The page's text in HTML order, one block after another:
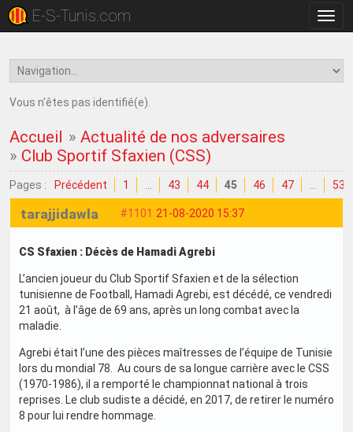
la
E-S-Tunis.com
Vous n'êtes pas identifié(e).
Accueil »Actualité de nos adversaires
» Club Sportif Sfaxien (CSS)
Pages : Précédent 1 43 44 45 46 47 53
#1101 21-08-2020 15:37
tarajjidawla
CS Sfaxien : Décès de Hamadi Agrebi
L’ancien joueur du Club Sportif Sfaxien et de la sélection
tunisienne de Football, Hamadi Agrebi, est décédé, ce vendredi
21 août, à l’âge de 69 ans, après un long combat avec la
maladie.
Agrebi était l’une des pièces maîtresses de l’équipe de Tunisie
lors du mondial 78. Au cours de sa longue carrière avec le CSS
(1970-1986), il a remporté le championnat national à trois
reprises. Le club sudiste a décidé, en 2017, de retirer le numéro
8 pour lui rendre hommage.